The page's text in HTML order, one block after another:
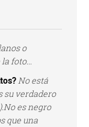
o
foto...
No está
su verdadero
es negro
que una